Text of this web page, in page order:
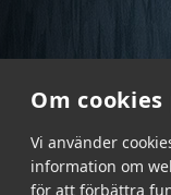
Om
Vi använder
information om
för att förbättra